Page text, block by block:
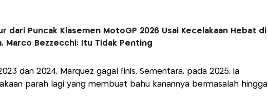
dari Puncak Klasemen MotoGP 2026 Usai Kecelakaan Hebat di
Marco Bezzecchi: Itu Tidak Penting
dan 2024, Marquez gagal finis. Sementara, pada 2025, ia
parah lagi yang membuat bahu kanannya bermasalah hingga